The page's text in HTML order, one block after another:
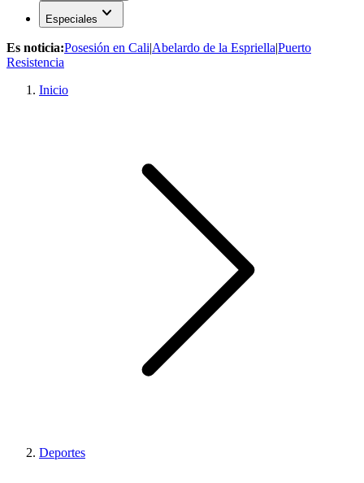
Especiales expand_more
Es noticia:Posesión en Cali|Abelardo de la Espriella|Puerto
Resistencia
Inicio
Deportes